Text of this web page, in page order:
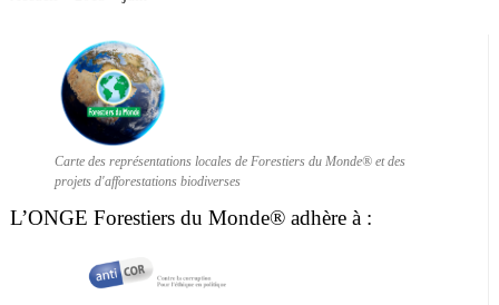
Carte des représentations locales de Forestiers du Monde® et des
projets d'afforestations biodiverses
L’ONGE Forestiers du Monde® adhère à :